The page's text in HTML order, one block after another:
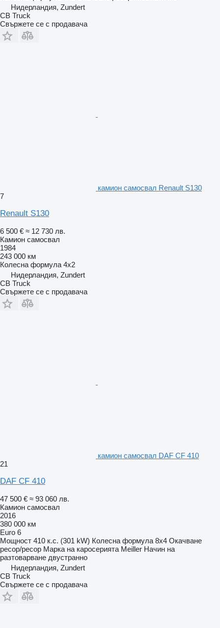
Нидерландия, Zundert
CB Truck
Свържете се с продавача
камион самосвал Renault S130
7
Renault S130
6 500 € ≈ 12 730 лв.
Камион самосвал
1984
243 000 км
Колесна формула 4x2
Нидерландия, Zundert
CB Truck
Свържете се с продавача
камион самосвал DAF CF 410
21
DAF CF 410
47 500 € ≈ 93 060 лв.
Камион самосвал
2016
380 000 км
Euro 6
Мощност 410 к.с. (301 kW) Колесна формула 8x4 Окачване
ресор/ресор Марка на каросерията Meiller Начин на
разтоварване двустранно
Нидерландия, Zundert
CB Truck
Свържете се с продавача